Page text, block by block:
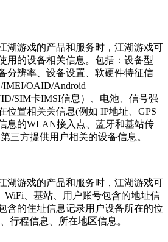
湖游戏的产品和服务时，江湖游戏可
用的设备相关信息。包括：设备型
分辨率、设备设置、软硬件特征信
OAID/Android
SIM卡IMSI信息）、电池、信号强
位置相关关信息(例如 IP地址、GPS
息的WLAN接入点、蓝牙和基站传
三方提供用户相关的设备信息。
湖游戏的产品和服务时，江湖游戏可
WiFi、基站、用户账号包含的地址信
含的住址信息记录用户设备所在的位
行程信息、所在地区信息。